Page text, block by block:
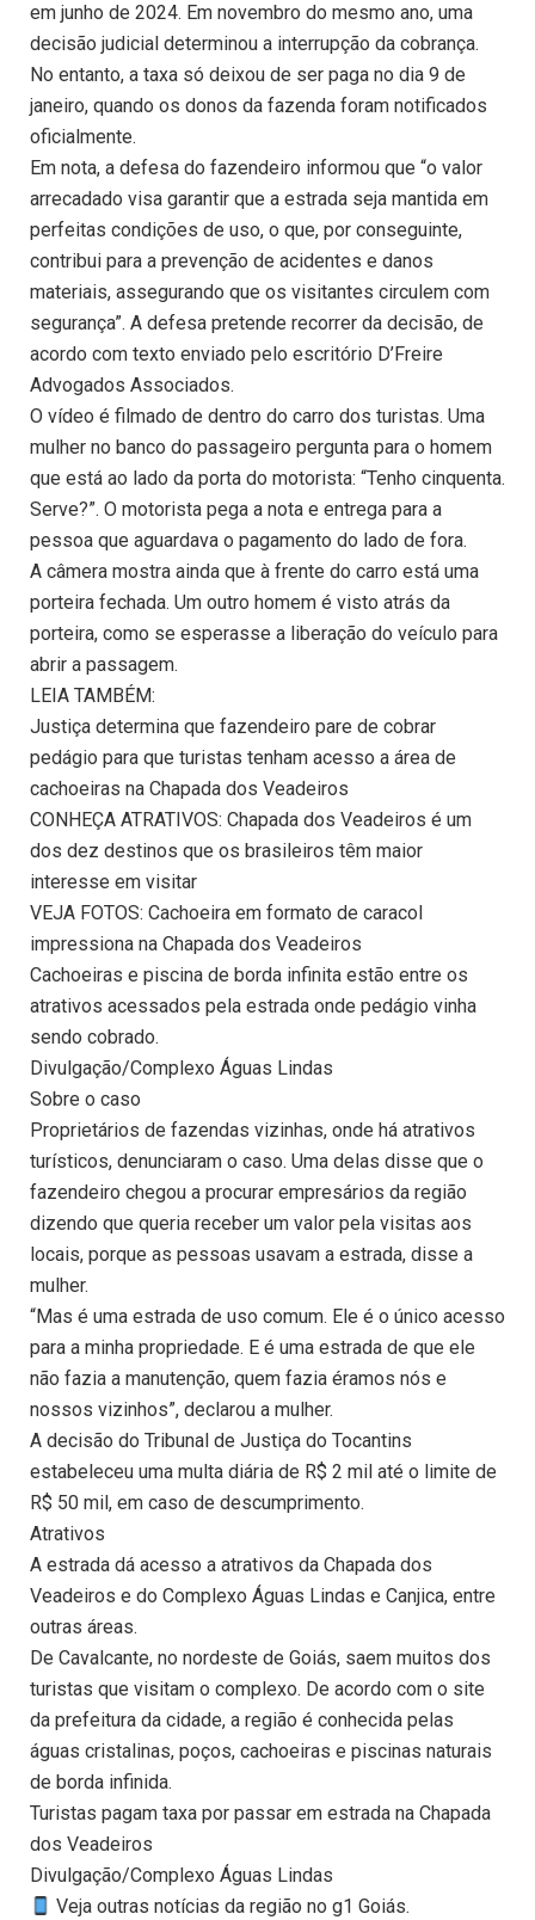
em junho de 2024. Em novembro do mesmo ano, uma
decisão judicial determinou a interrupção da cobrança.
No entanto, a taxa só deixou de ser paga no dia 9 de
janeiro, quando os donos da fazenda foram notificados
oficialmente.
Em nota, a defesa do fazendeiro informou que “o valor
arrecadado visa garantir que a estrada seja mantida em
perfeitas condições de uso, o que, por conseguinte,
contribui para a prevenção de acidentes e danos
materiais, assegurando que os visitantes circulem com
segurança”. A defesa pretende recorrer da decisão, de
acordo com texto enviado pelo escritório D’Freire
Advogados Associados.
O vídeo é filmado de dentro do carro dos turistas. Uma
mulher no banco do passageiro pergunta para o homem
que está ao lado da porta do motorista: “Tenho cinquenta.
Serve?”. O motorista pega a nota e entrega para a
pessoa que aguardava o pagamento do lado de fora.
A câmera mostra ainda que à frente do carro está uma
porteira fechada. Um outro homem é visto atrás da
porteira, como se esperasse a liberação do veículo para
abrir a passagem.
LEIA TAMBÉM:
Justiça determina que fazendeiro pare de cobrar
pedágio para que turistas tenham acesso a área de
cachoeiras na Chapada dos Veadeiros
CONHEÇA ATRATIVOS: Chapada dos Veadeiros é um
dos dez destinos que os brasileiros têm maior
interesse em visitar
VEJA FOTOS: Cachoeira em formato de caracol
impressiona na Chapada dos Veadeiros
Cachoeiras e piscina de borda infinita estão entre os
atrativos acessados pela estrada onde pedágio vinha
sendo cobrado.
Divulgação/Complexo Águas Lindas
Sobre o caso
Proprietários de fazendas vizinhas, onde há atrativos
turísticos, denunciaram o caso. Uma delas disse que o
fazendeiro chegou a procurar empresários da região
dizendo que queria receber um valor pela visitas aos
locais, porque as pessoas usavam a estrada, disse a
mulher.
“Mas é uma estrada de uso comum. Ele é o único acesso
para a minha propriedade. E é uma estrada de que ele
não fazia a manutenção, quem fazia éramos nós e
nossos vizinhos”, declarou a mulher.
A decisão do Tribunal de Justiça do Tocantins
estabeleceu uma multa diária de R$ 2 mil até o limite de
R$ 50 mil, em caso de descumprimento.
Atrativos
A estrada dá acesso a atrativos da Chapada dos
Veadeiros e do Complexo Águas Lindas e Canjica, entre
outras áreas.
De Cavalcante, no nordeste de Goiás, saem muitos dos
turistas que visitam o complexo. De acordo com o site
da prefeitura da cidade, a região é conhecida pelas
águas cristalinas, poços, cachoeiras e piscinas naturais
de borda infinida.
Turistas pagam taxa por passar em estrada na Chapada
dos Veadeiros
Divulgação/Complexo Águas Lindas
Veja outras notícias da região no g1 Goiás.